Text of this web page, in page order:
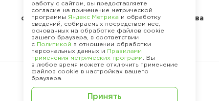
В реестре
операторов перс.
данных
Стандарты качества
Политика конфиденциальности
работу с сайтом, вы предоставляете
согласие на применение метрической
программы Яндекс Метрика и обработку
сведений, собираемых посредством нее,
основанных на обработке файлов cookie
вашего браузера, в соответствии
с Политикой в отношении обработки
персональных данных и
Правилами
применения метрических программ . Вы
в любое время можете отключить применение
файлов cookie в настройках вашего
браузера.
Принять